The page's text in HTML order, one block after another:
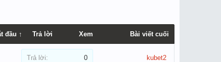
đầu ↑ Trả lời Xem Bài viết cuối
Trả lời: 0 kubet2